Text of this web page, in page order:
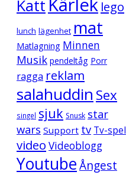
Katt lego
lunch lägenhet mat
Matlagning Minnen
Musik pendeltåg Porr
ragga reklam
salahuddin Sex
singel sjuk Snusk star
wars Support tv Tv-spel
video Videoblogg
YoutubeÅngest